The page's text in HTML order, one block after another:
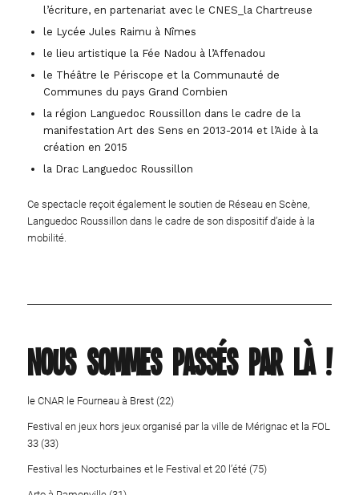
l’écriture, en partenariat avec le CNES_la Chartreuse
le Lycée Jules Raimu à Nîmes
le lieu artistique la Fée Nadou à l’Affenadou
le Théâtre le Périscope et la Communauté de
Communes du pays Grand Combien
la région Languedoc Roussillon dans le cadre de la
manifestation Art des Sens en 2013-2014 et l’Aide à la
création en 2015
la Drac Languedoc Roussillon
Ce spectacle reçoit également le soutien de Réseau en Scène,
Languedoc Roussillon dans le cadre de son dispositif d’aide à la
mobilité.
Nous sommes passés par là !
le CNAR le Fourneau à Brest (22)
Festival en jeux hors jeux organisé par la ville de Mérignac et la FOL
33 (33)
Festival les Nocturbaines et le Festival et 20 l’été (75)